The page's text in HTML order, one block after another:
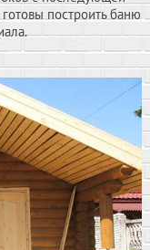
построить баню